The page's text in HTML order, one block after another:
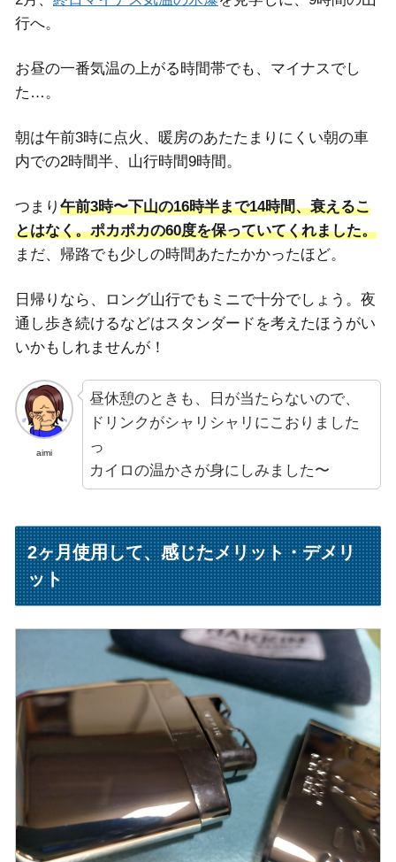
行へ。
お昼の一番気温の上がる時間帯でも、マイナスでし
た…。
朝は午前3時に点火、暖房のあたたまりにくい朝の車
内での2時間半、山行時間9時間。
つまり 午前3時〜下山の16時半まで14時間、衰えるこ
とはなく。ポカポカの60度を保っていてくれました。
まだ、帰路でも少しの時間あたたかかったほど。
日帰りなら、ロング山行でもミニで十分でしょう。夜
通し歩き続けるなどはスタンダードを考えたほうがい
いかもしれませんが！
aimi
昼休憩のときも、日が当たらないので、
ドリンクがシャリシャリにこおりました
っ
カイロの温かさが身にしみました〜
2ヶ月使用して、感じたメリット・デメリ
ット